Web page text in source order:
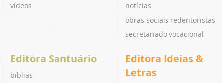
vídeos
notícias
obras sociais redentoristas
secretariado vocacional
Editora Santuário
bíblias
Editora Ideias &
Letras